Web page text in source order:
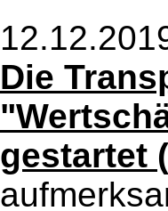
Die
gestartet